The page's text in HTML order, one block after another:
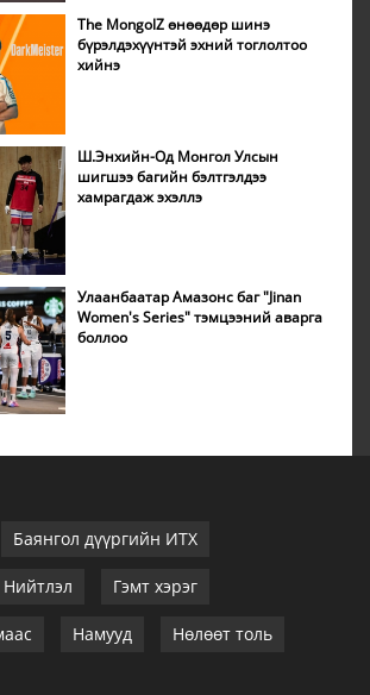
The MongolZ өнөөдөр шинэ
бүрэлдэхүүнтэй эхний тоглолтоо
хийнэ
Ш.Энхийн-Од Монгол Улсын
шигшээ багийн бэлтгэлдээ
хамрагдаж эхэллэ
Улаанбаатар Амазонс баг "Jinan
Women's Series" тэмцээний аварга
боллоо
Баянгол дүүргийн ИТХ
Нийтлэл Гэмт хэрэг
Намууд Нөлөөт толь